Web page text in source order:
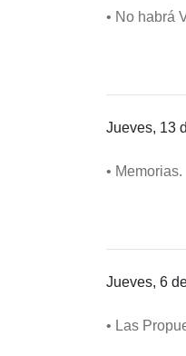
• No habrá
Jueves, 13
• Memorias.
Jueves, 6
• Las